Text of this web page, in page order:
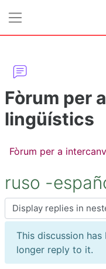
Fòrum per
lingüístics
ruso -
Display mode
This discussion
longer reply to it.